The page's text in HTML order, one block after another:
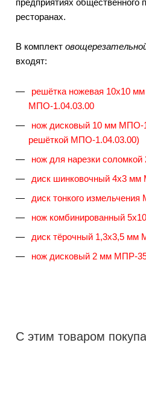
предприятиях общественного
ресторанах.
В комплект
входят:
решётка ножевая 10х10
МПО-1.04.03.00
нож дисковый 10 мм МПО-
решёткой МПО-1.04.03.00)
нож для нарезки
диск шинковочный 4х3
диск тонкого
нож комбинированный
диск тёрочный 1,3х3,5 мм
нож дисковый 2 мм МПР-
С этим товаром